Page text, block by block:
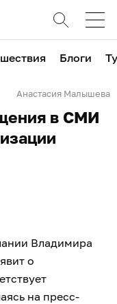
Блоги
Анастасия Малышева
в СМИ
Владимира
о
на пресс-